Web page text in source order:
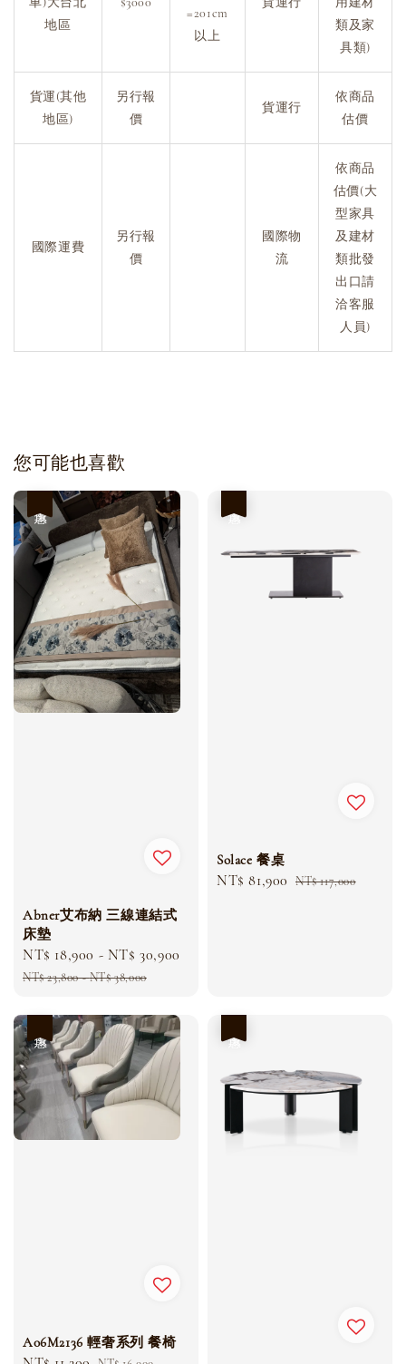
地區
=201cm
以上
類及家
具類)
貨運(其他
地區)
另行報
價
貨運行
依商品
估價
國際運費
另行報
價
國際物
流
依商品
估價(大
型家具
及建材
類批發
出口請
洽客服
人員)
您可能也喜歡
Abner艾布納 三線連結式
床墊
Sale
price
NT$ 18,900 - NT$ 30,900
NT$ 23,800-NT$ 38,000
Solace 餐桌
Sale
NT$ 81,900 Regular
NT$ 117,000
A06M2136 輕奢系列 餐椅